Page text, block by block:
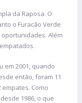
da Raposa. O
o Furacão Verde
Além
em 2001, quando
então, foram 11
Como
1986, o que